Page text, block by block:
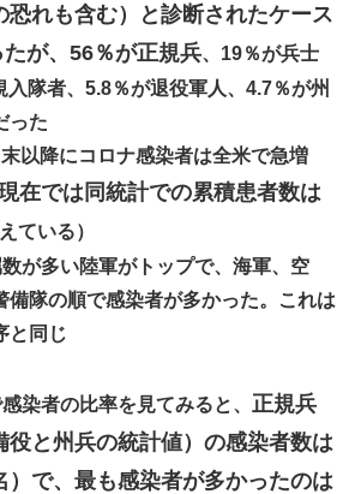
恐れも含む）と診断されたケース
が、56％が正規兵、19％が兵士
隊者、5.8％が退役軍人、4.7％が州
った
末以降にコロナ感染者は全米で急増
在では同統計での累積患者数は
ている）
が多い陸軍がトップで、海軍、空
備隊の順で感染者が多かった。これは
と同じ
染者の比率を見てみると、 正規兵
役と州兵の統計値）の感染者数は
）で、最も感染者が多かったのは